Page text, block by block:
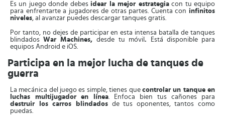
Es un juego donde debes idear la mejor estrategiacon tu equipo
para enfrentarte a jugadores de otras partes. Cuenta con infinitos
niveles, al avanzar puedes descargar tanques gratis.
Por tanto, no dejes de participar en esta intensa batalla de tanques
blindadosWar Machines,desde tu móvil .
Está disponible para
equipos Android e iOS.
Participa en la mejor lucha de tanques de
guerra
La mecánica del juego es simple, tienes que controlar un tanque en
luchas multijugador
en línea. Enfoca bien tus cañones para
destruir los carros blindadosde tus oponentes, tantos como
puedas.